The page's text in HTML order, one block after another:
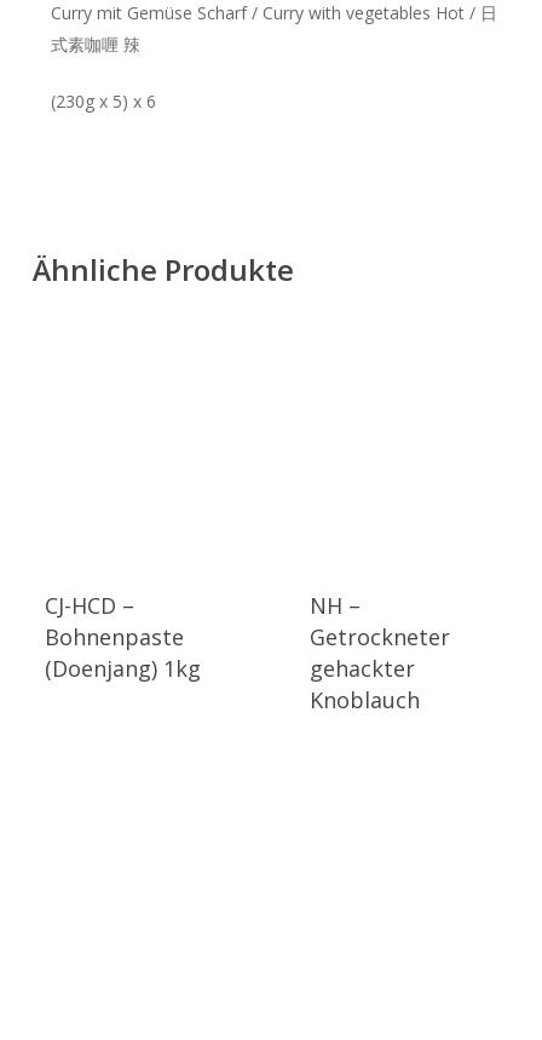
Curry mit Gemüse Scharf / Curry with vegetables Hot / 日
式素咖喱 辣
(230g x 5) x 6
Ähnliche Produkte
CJ-HCD –
Bohnenpaste
(Doenjang) 1kg
NH –
Getrockneter
gehackter
Knoblauch